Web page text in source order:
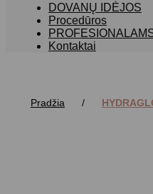
DOVANŲ IDĖJOS
Procedūros
Kontaktai
Pradžia /